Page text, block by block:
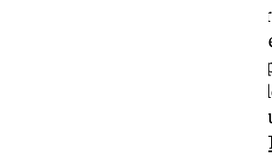
Rocío Santos, vecina de
“Sentimos mucha alegría
del gobierno municipal de no
que estamos decidiendo
movimiento vecinal, tenemos